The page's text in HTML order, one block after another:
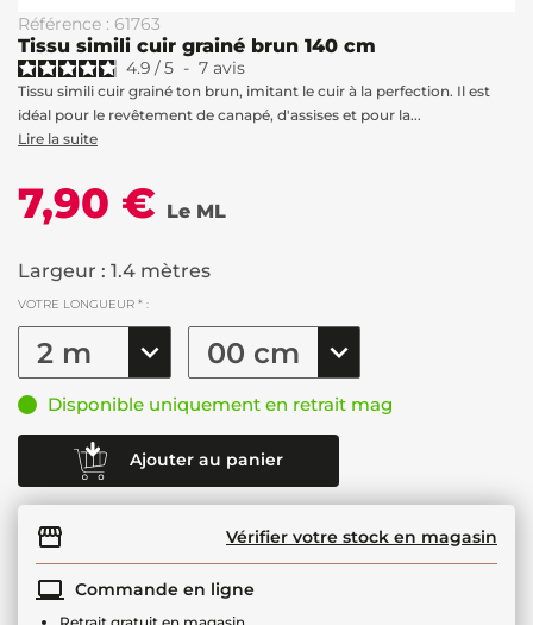
Référence : 61763
Tissu simili cuir grainé brun 140 cm
4.9 /5 - 7 avis
Tissu simili cuir grainé ton brun, imitant le cuir à la perfection. Il est
idéal pour le revêtement de canapé, d'assises et pour la...
Lire la suite
7,90 € Le ML
Largeur : 1.4 mètres
VOTRE LONGUEUR * :
Disponible uniquement en retrait mag
Ajouter au panier
Vérifier votre stock en magasin
Commande en ligne